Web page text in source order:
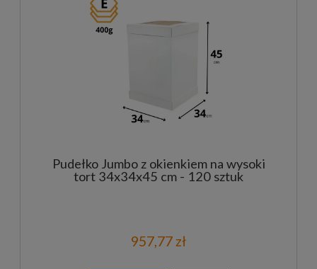
Pudełko Jumbo z okienkiem na wysoki
tort 34x34x45 cm - 120 sztuk
957,77 zł